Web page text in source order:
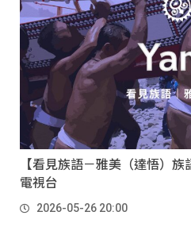
【看見族語－雅美（達悟）
電視台
2026-05-26 20:00